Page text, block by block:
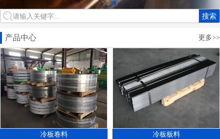
搜索
请输入关键字...
产品中心 更多>>
冷板卷料 冷板板料